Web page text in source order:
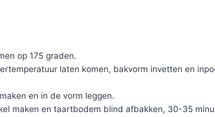
op 175 graden.
laten komen, bakvorm invetten en
en in de vorm leggen.
maken en taartbodem blind afbakken, 30-35